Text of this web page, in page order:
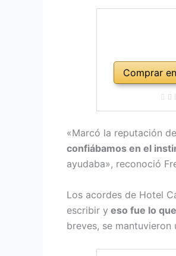
Comprar
«Marcó la reputación
confiábamos en el
ayudaba», reconoció
Los acordes de Hotel
escribir y eso fue lo
breves, se